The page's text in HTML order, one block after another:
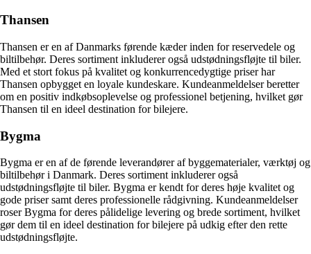
Thansen
Thansen er en af Danmarks førende kæder inden for reservedele og
biltilbehør. Deres sortiment inkluderer også udstødningsfløjte til biler.
Med et stort fokus på kvalitet og konkurrencedygtige priser har
Thansen opbygget en loyale kundeskare. Kundeanmeldelser beretter
om en positiv indkøbsoplevelse og professionel betjening, hvilket gør
Thansen til en ideel destination for bilejere.
Bygma
Bygma er en af de førende leverandører af byggematerialer, værktøj og
biltilbehør i Danmark. Deres sortiment inkluderer også
udstødningsfløjte til biler. Bygma er kendt for deres høje kvalitet og
gode priser samt deres professionelle rådgivning. Kundeanmeldelser
roser Bygma for deres pålidelige levering og brede sortiment, hvilket
gør dem til en ideel destination for bilejere på udkig efter den rette
udstødningsfløjte.